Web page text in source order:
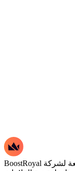
BoostRoyal ليست تابعة لشركة Riot Games, Inc. أو أي من